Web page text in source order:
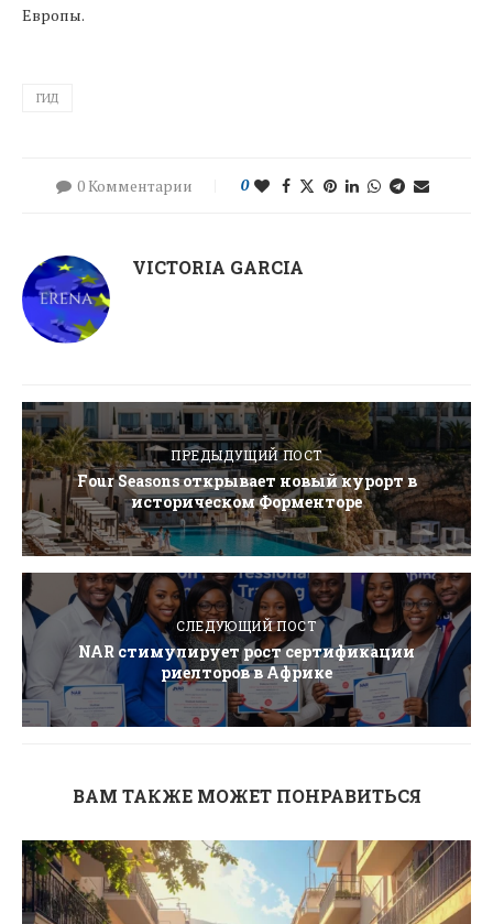
Европы.
ГИД
0 Комментарии 0
VICTORIA GARCIA
ПРЕДЫДУЩИЙ ПОСТ
Four Seasons открывает новый курорт в
историческом Форменторе
СЛЕДУЮЩИЙ ПОСТ
NAR стимулирует рост сертификации
риелторов в Африке
ВАМ ТАКЖЕ МОЖЕТ ПОНРАВИТЬСЯ